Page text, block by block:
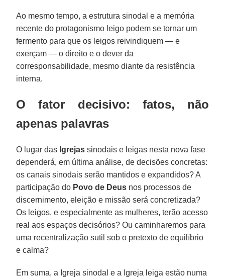
Ao mesmo tempo, a estrutura sinodal e a memória
recente do protagonismo leigo podem se tornar um
fermento para que os leigos reivindiquem — e
exerçam — o direito e o dever da
corresponsabilidade, mesmo diante da resistência
interna.
O fator decisivo: fatos, não
apenas palavras
O lugar das Igrejas sinodais e leigas nesta nova fase
dependerá, em última análise, de decisões concretas:
os canais sinodais serão mantidos e expandidos? A
participação do Povo de Deus nos processos de
discernimento, eleição e missão será concretizada?
Os leigos, e especialmente as mulheres, terão acesso
real aos espaços decisórios? Ou caminharemos para
uma recentralização sutil sob o pretexto de equilíbrio
e calma?
Em suma, a Igreja sinodal e a Igreja leiga estão numa